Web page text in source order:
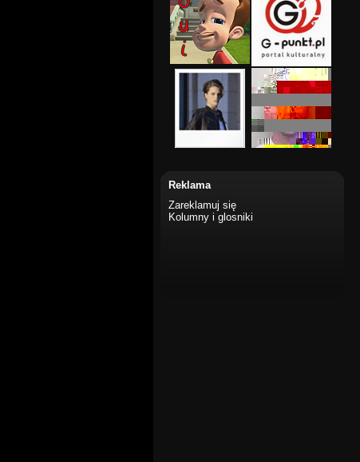
Reklama
Zareklamuj się
Kolumny i glosniki